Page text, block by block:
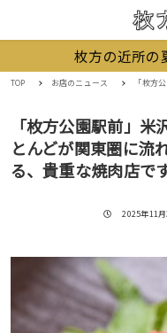
枚方の近所の
TOP お店のニュース 「枚方公園駅前」
「枚方公園駅前」
とんどが関東圏に流
る、貴重な焼肉店で
投稿日
2025年11